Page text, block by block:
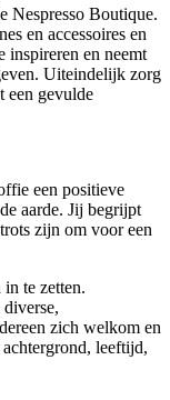
Nespresso Boutique.
en accessoires en
inspireren en neemt
Uiteindelijk zorg
een gevulde
een positieve
aarde. Jij begrijpt
zijn om voor een
te zetten.
diverse,
zich welkom en
leeftijd,